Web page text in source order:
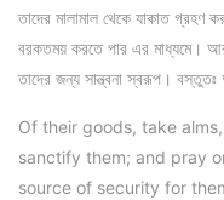
তাদের মালামাল থেকে যাকাত গ্রহণ
বরকতময় করতে পার এর মাধ্যমে। আর
তাদের জন্য সান্ত্বনা স্বরূপ।
Of their goods, take
sanctify them; and pray
source of security for